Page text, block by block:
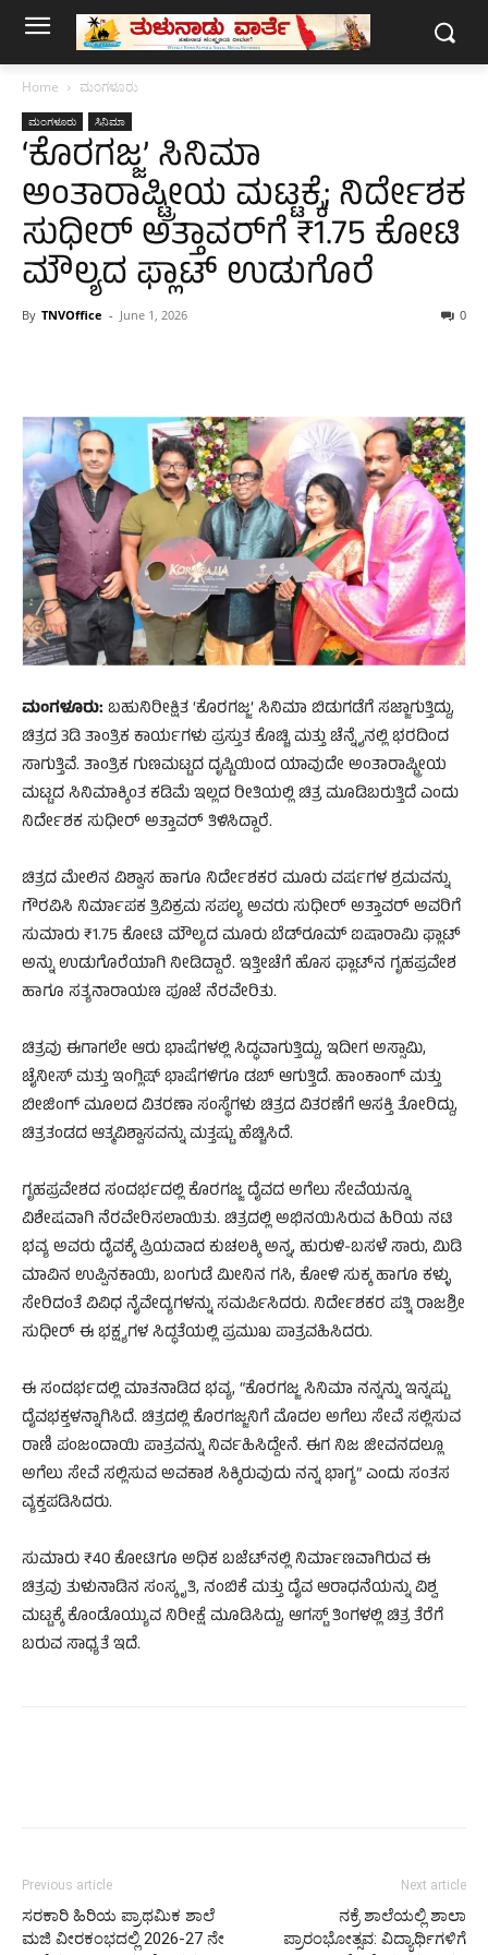
Home ಮಂಗಳೂರು
ಮಂಗಳೂರು ಸಿನಿಮಾ
‘ಕೊರಗಜ್ಜ’ ಸಿನಿಮಾ
ಅಂತಾರಾಷ್ಟ್ರೀಯ ಮಟ್ಟಕ್ಕೆ; ನಿರ್ದೇಶಕ
ಸುಧೀರ್ ಅತ್ತಾವರ್‌ಗೆ ₹1.75 ಕೋಟಿ
ಮೌಲ್ಯದ ಫ್ಲಾಟ್ ಉಡುಗೊರೆ
By TNVOffice - June 1, 2026 0
ಮಂಗಳೂರು: ಬಹುನಿರೀಕ್ಷಿತ ‘ಕೊರಗಜ್ಜ’ ಸಿನಿಮಾ ಬಿಡುಗಡೆಗೆ ಸಜ್ಜಾಗುತ್ತಿದ್ದು,
ಚಿತ್ರದ 3ಡಿ ತಾಂತ್ರಿಕ ಕಾರ್ಯಗಳು ಪ್ರಸ್ತುತ ಕೊಚ್ಚಿ ಮತ್ತು ಚೆನ್ನೈನಲ್ಲಿ ಭರದಿಂದ
ಸಾಗುತ್ತಿವೆ. ತಾಂತ್ರಿಕ ಗುಣಮಟ್ಟದ ದೃಷ್ಟಿಯಿಂದ ಯಾವುದೇ ಅಂತಾರಾಷ್ಟ್ರೀಯ
ಮಟ್ಟದ ಸಿನಿಮಾಕ್ಕಿಂತ ಕಡಿಮೆ ಇಲ್ಲದ ರೀತಿಯಲ್ಲಿ ಚಿತ್ರ ಮೂಡಿಬರುತ್ತಿದೆ ಎಂದು
ನಿರ್ದೇಶಕ ಸುಧೀರ್ ಅತ್ತಾವರ್ ತಿಳಿಸಿದ್ದಾರೆ.
ಚಿತ್ರದ ಮೇಲಿನ ವಿಶ್ವಾಸ ಹಾಗೂ ನಿರ್ದೇಶಕರ ಮೂರು ವರ್ಷಗಳ ಶ್ರಮವನ್ನು
ಗೌರವಿಸಿ ನಿರ್ಮಾಪಕ ತ್ರಿವಿಕ್ರಮ ಸಪಲ್ಯ ಅವರು ಸುಧೀರ್ ಅತ್ತಾವರ್ ಅವರಿಗೆ
ಸುಮಾರು ₹1.75 ಕೋಟಿ ಮೌಲ್ಯದ ಮೂರು ಬೆಡ್‌ರೂಮ್ ಐಷಾರಾಮಿ ಫ್ಲಾಟ್
ಅನ್ನು ಉಡುಗೊರೆಯಾಗಿ ನೀಡಿದ್ದಾರೆ. ಇತ್ತೀಚೆಗೆ ಹೊಸ ಫ್ಲಾಟ್‌ನ ಗೃಹಪ್ರವೇಶ
ಹಾಗೂ ಸತ್ಯನಾರಾಯಣ ಪೂಜೆ ನೆರವೇರಿತು.
ಚಿತ್ರವು ಈಗಾಗಲೇ ಆರು ಭಾಷೆಗಳಲ್ಲಿ ಸಿದ್ಧವಾಗುತ್ತಿದ್ದು, ಇದೀಗ ಅಸ್ಸಾಮಿ,
ಚೈನೀಸ್ ಮತ್ತು ಇಂಗ್ಲಿಷ್ ಭಾಷೆಗಳಿಗೂ ಡಬ್ ಆಗುತ್ತಿದೆ. ಹಾಂಕಾಂಗ್ ಮತ್ತು
ಬೀಜಿಂಗ್ ಮೂಲದ ವಿತರಣಾ ಸಂಸ್ಥೆಗಳು ಚಿತ್ರದ ವಿತರಣೆಗೆ ಆಸಕ್ತಿ ತೋರಿದ್ದು,
ಚಿತ್ರತಂಡದ ಆತ್ಮವಿಶ್ವಾಸವನ್ನು ಮತ್ತಷ್ಟು ಹೆಚ್ಚಿಸಿದೆ.
ಗೃಹಪ್ರವೇಶದ ಸಂದರ್ಭದಲ್ಲಿ ಕೊರಗಜ್ಜ ದೈವದ ಅಗೆಲು ಸೇವೆಯನ್ನೂ
ವಿಶೇಷವಾಗಿ ನೆರವೇರಿಸಲಾಯಿತು. ಚಿತ್ರದಲ್ಲಿ ಅಭಿನಯಿಸಿರುವ ಹಿರಿಯ ನಟಿ
ಭವ್ಯ ಅವರು ದೈವಕ್ಕೆ ಪ್ರಿಯವಾದ ಕುಚಲಕ್ಕಿ ಅನ್ನ, ಹುರುಳಿ-ಬಸಳೆ ಸಾರು, ಮಿಡಿ
ಮಾವಿನ ಉಪ್ಪಿನಕಾಯಿ, ಬಂಗುಡೆ ಮೀನಿನ ಗಸಿ, ಕೋಳಿ ಸುಕ್ಕ ಹಾಗೂ ಕಳ್ಳು
ಸೇರಿದಂತೆ ವಿವಿಧ ನೈವೇದ್ಯಗಳನ್ನು ಸಮರ್ಪಿಸಿದರು. ನಿರ್ದೇಶಕರ ಪತ್ನಿ ರಾಜಶ್ರೀ
ಸುಧೀರ್ ಈ ಭಕ್ಷ್ಯಗಳ ಸಿದ್ಧತೆಯಲ್ಲಿ ಪ್ರಮುಖ ಪಾತ್ರವಹಿಸಿದರು.
ಈ ಸಂದರ್ಭದಲ್ಲಿ ಮಾತನಾಡಿದ ಭವ್ಯ, “ಕೊರಗಜ್ಜ ಸಿನಿಮಾ ನನ್ನನ್ನು ಇನ್ನಷ್ಟು
ದೈವಭಕ್ತಳನ್ನಾಗಿಸಿದೆ. ಚಿತ್ರದಲ್ಲಿ ಕೊರಗಜ್ಜನಿಗೆ ಮೊದಲ ಅಗೆಲು ಸೇವೆ ಸಲ್ಲಿಸುವ
ರಾಣಿ ಪಂಜಂದಾಯಿ ಪಾತ್ರವನ್ನು ನಿರ್ವಹಿಸಿದ್ದೇನೆ. ಈಗ ನಿಜ ಜೀವನದಲ್ಲೂ
ಅಗೆಲು ಸೇವೆ ಸಲ್ಲಿಸುವ ಅವಕಾಶ ಸಿಕ್ಕಿರುವುದು ನನ್ನ ಭಾಗ್ಯ” ಎಂದು ಸಂತಸ
ವ್ಯಕ್ತಪಡಿಸಿದರು.
ಸುಮಾರು ₹40 ಕೋಟಿಗೂ ಅಧಿಕ ಬಜೆಟ್‌ನಲ್ಲಿ ನಿರ್ಮಾಣವಾಗಿರುವ ಈ
ಚಿತ್ರವು ತುಳುನಾಡಿನ ಸಂಸ್ಕೃತಿ, ನಂಬಿಕೆ ಮತ್ತು ದೈವ ಆರಾಧನೆಯನ್ನು ವಿಶ್ವ
ಮಟ್ಟಕ್ಕೆ ಕೊಂಡೊಯ್ಯುವ ನಿರೀಕ್ಷೆ ಮೂಡಿಸಿದ್ದು, ಆಗಸ್ಟ್ ತಿಂಗಳಲ್ಲಿ ಚಿತ್ರ ತೆರೆಗೆ
ಬರುವ ಸಾಧ್ಯತೆ ಇದೆ.
Previous article
ಸರಕಾರಿ ಹಿರಿಯ ಪ್ರಾಥಮಿಕ ಶಾಲೆ
ಮಜಿ ವೀರಕಂಭದಲ್ಲಿ 2026-27 ನೇ
Next article
ನಕ್ರೆ ಶಾಲೆಯಲ್ಲಿ ಶಾಲಾ
ಪ್ರಾರಂಭೋತ್ಸವ: ವಿದ್ಯಾರ್ಥಿಗಳಿಗೆ